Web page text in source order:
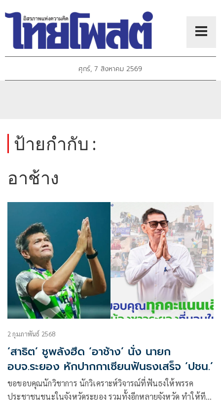
ศุกร์, 7 สิงหาคม 2569
ป้ายกำกับ :
อาช้าง
2 กุมภาพันธ์ 2568
‘สาธิต’ ชูพลังฮึด ‘อาช้าง’ นั่ง นายก
อบจ.ระยอง หักปากกาเซียนฟันธงเสร็จ ‘ปชน.’
ขอขอบคุณนักวิชาการ นักวิเคราะห์วิจารณ์ที่ฟันธงให้พรรค
ประชาชนชนะในจังหวัดระยอง รวมทั้งอีกหลายจังหวัด ทำให้ทีม